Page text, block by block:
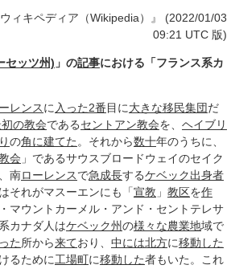
ィキペディア（Wikipedia）』 (2022/01/03
09:21 UTC 版)
セッツ州) 」の記事における「フランス系カ
レンスに入った2番目に大きな移民集団だ
の教会であるセントアン教会を、 ヘイブリ
の角に建てた。それから数十年のうちに、
会 」であるサウスブロードウェイのセイク
、南ローレンスで急成長するケベック出身者
それがマスーエンにも「宣教 」 教区を作
マウントカーメル・アンド・セントテレサ
カナダ人はケベック州の様々な農業地域で
た所から来ており、 中には北方に移動した
るために工場町に移動した者もいた。これ